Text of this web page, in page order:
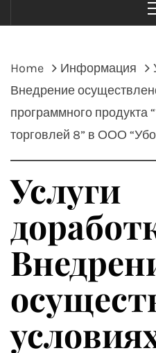
Home Информация
Внедрение
программного продукта
торговлей 8” в ООО
Услуги